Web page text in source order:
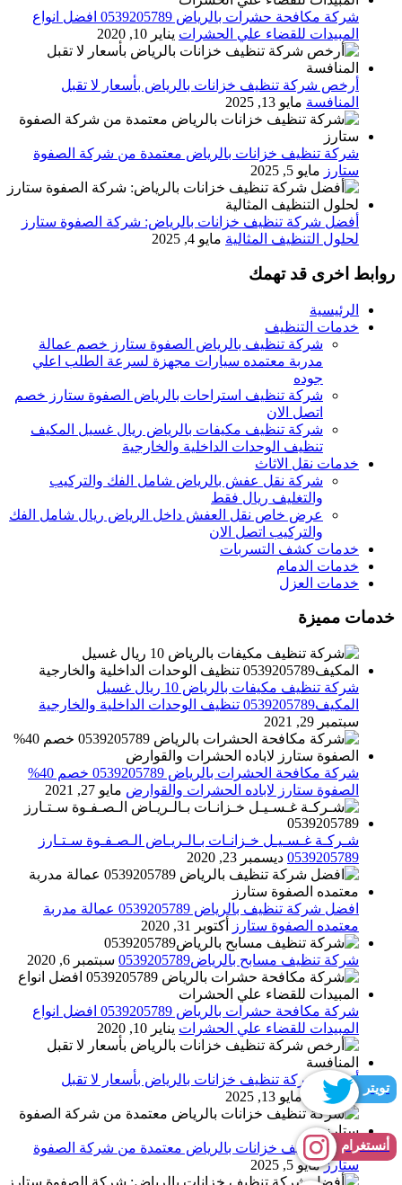
شركة مكافحة حشرات بالرياض 0539205789 افضل انواع
المبيدات للقضاء علي الحشرات يناير 10, 2020
أرخص شركة تنظيف خزانات بالرياض بأسعار لا تقبل
المنافسة مايو 13, 2025
شركة تنظيف خزانات بالرياض معتمدة من شركة الصفوة
ستارز مايو 5, 2025
أفضل شركة تنظيف خزانات بالرياض: شركة الصفوة ستارز
لحلول التنظيف المثالية مايو 4, 2025
روابط اخرى قد تهمك
الرئيسية
خدمات التنظيف
شركة تنظيف بالرياض الصفوة ستارز خصم عمالة
مدربة معتمده سيارات مجهزة لسرعة الطلب اعلي
جوده
شركة تنظيف استراحات بالرياض الصفوة ستارز خصم
اتصل الان
شركة تنظيف مكيفات بالرياض ريال غسيل المكيف
تنظيف الوحدات الداخلية والخارجية
خدمات نقل الاثاث
شركة نقل عفش بالرياض شامل الفك والتركيب
والتغليف ريال فقط
عرض خاص نقل العفش داخل الرياض ريال شامل الفك
والتركيب اتصل الان
خدمات كشف التسربات
خدمات الدمام
خدمات العزل
خدمات مميزة
شركة تنظيف مكيفات بالرياض 10 ريال غسيل
المكيف0539205789 تنظيف الوحدات الداخلية والخارجية
سبتمبر 29, 2021
شركة مكافحة الحشرات بالرياض 0539205789 خصم 40%
الصفوة ستارز لاباده الحشرات والقوارض مايو 27, 2021
شـركـة غـسـيـل خـزانـات بـالـريـاض الـصـفـوة سـتـارز
0539205789 ديسمبر 23, 2020
افضل شركة تنظيف بالرياض 0539205789 عمالة مدربة
معتمده الصفوة ستارز
أكتوبر 31, 2020
شركة تنظيف مسابح بالرياض0539205789 سبتمبر 6, 2020
شركة مكافحة حشرات بالرياض 0539205789 افضل انواع
المبيدات للقضاء علي الحشرات يناير 10, 2020
أرخص شركة تنظيف خزانات بالرياض بأسعار لا تقبل
المنافسة
مايو 13, 2025
شركة تنظيف خزانات بالرياض معتمدة من شركة الصفوة
ستارز مايو 5, 2025
أنستغرام
تويتر